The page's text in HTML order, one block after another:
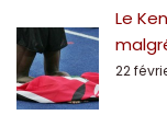
Le
22